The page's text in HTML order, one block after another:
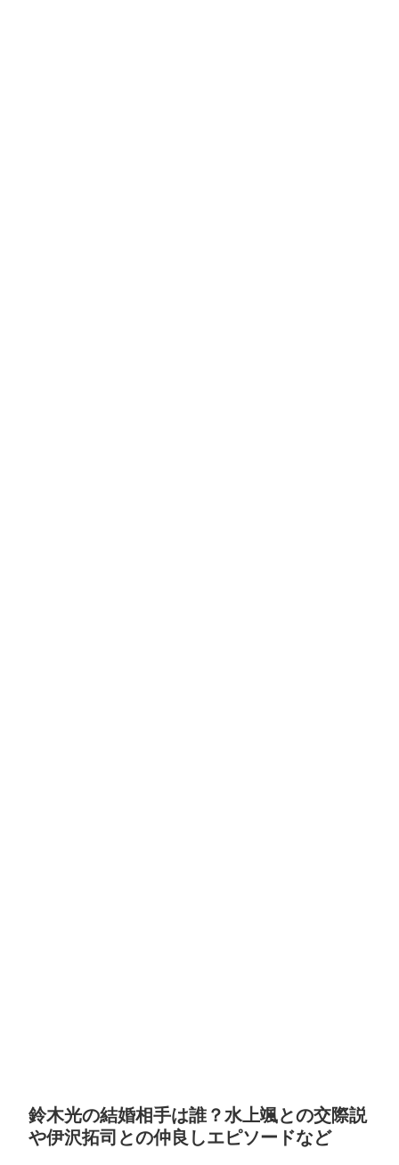
鈴木光の結婚相手は誰？水上颯との交際説
や伊沢拓司との仲良しエピソードなど